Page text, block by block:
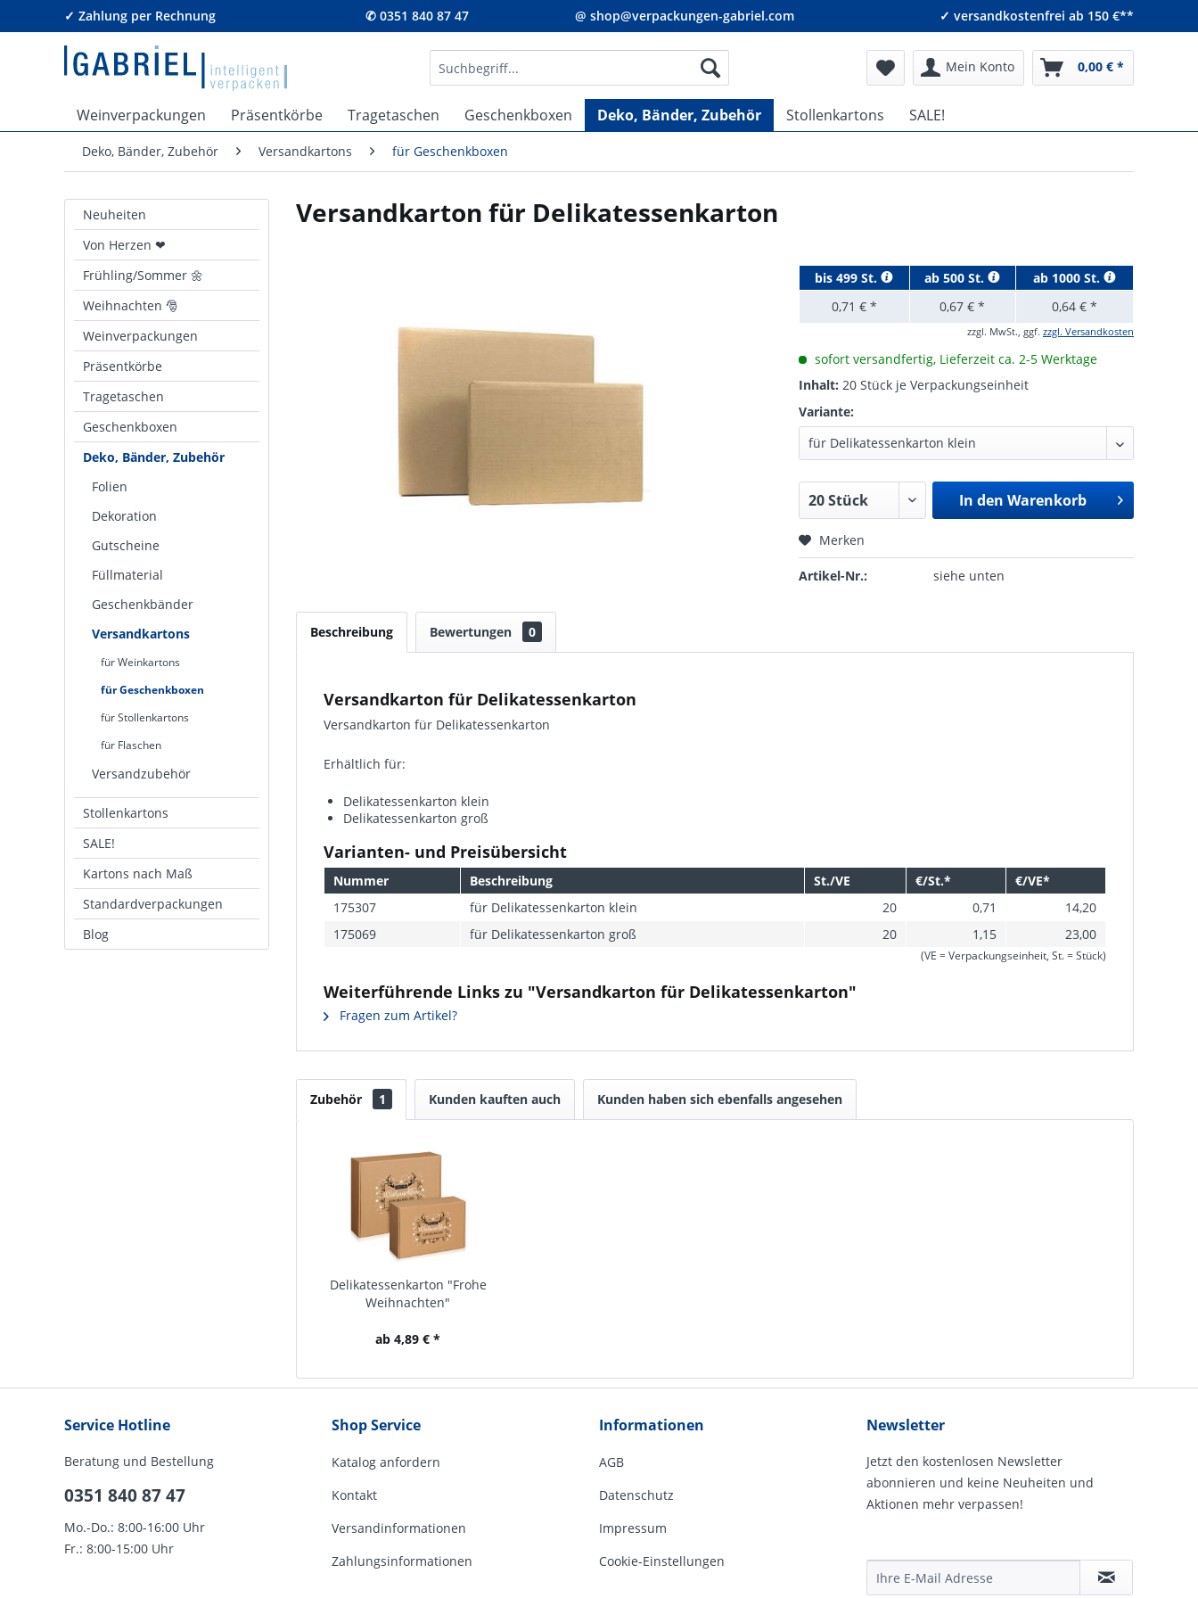
✓ Zahlung per Rechnung ✆ 0351 840 87 47 @ shop@verpackungen-gabriel.com ✓ versandkostenfrei ab 150 €**
Mein Konto 0,00 € *
Weinverpackungen Präsentkörbe Tragetaschen Geschenkboxen Deko, Bänder, Zubehör Stollenkartons SALE!
Deko, Bänder, Zubehör Versandkartons für Geschenkboxen
Neuheiten
Von Herzen ❤
Frühling/Sommer 🌼
Weihnachten 🎅
Weinverpackungen
Präsentkörbe
Tragetaschen
Geschenkboxen
Deko, Bänder, Zubehör
Folien
Dekoration
Gutscheine
Füllmaterial
Geschenkbänder
Versandkartons
für Weinkartons
für Geschenkboxen
für Stollenkartons
für Flaschen
Versandzubehör
Stollenkartons
SALE!
Kartons nach Maß
Standardverpackungen
Blog
Versandkarton für Delikatessenkarton
bis499 St. ab500 St. ab 1000 St.
0,71 € *
0,67 € * 0,64 € *
zzgl. MwSt., ggf. zzgl. Versandkosten
sofort versandfertig, Lieferzeit ca. 2-5 Werktage
Inhalt: 20 Stück je Verpackungseinheit
Variante:
In den Warenkorb
Merken
Artikel-Nr.: siehe unten
Beschreibung Bewertungen 0
Versandkarton für Delikatessenkarton
Versandkarton für Delikatessenkarton
Erhältlich für:
Delikatessenkarton klein
Delikatessenkarton groß
Varianten- und Preisübersicht
Nummer Beschreibung St./VE €/St.*
€/VE*
175307
für Delikatessenkarton klein 20 0,71
14,20
175069
für Delikatessenkarton groß 20 1,15 23,00
(VE = Verpackungseinheit, St. = Stück)
Weiterführende Links zu "Versandkarton für Delikatessenkarton"
Fragen zum Artikel?
Zubehör 1 Kunden kauften auch Kunden haben sich ebenfalls angesehen
Delikatessenkarton "Frohe
Weihnachten"
ab 4,89 € *
Service Hotline
Beratung und Bestellung
0351 840 87 47
Mo.-Do.: 8:00-16:00 Uhr
Fr.: 8:00-15:00 Uhr
Shop Service
Katalog anfordern
Kontakt
Versandinformationen
Zahlungsinformationen
Informationen
AGB
Datenschutz
Impressum
Cookie-Einstellungen
Newsletter
Jetzt den kostenlosen Newsletter
abonnieren und keine Neuheiten und
Aktionen mehr verpassen!